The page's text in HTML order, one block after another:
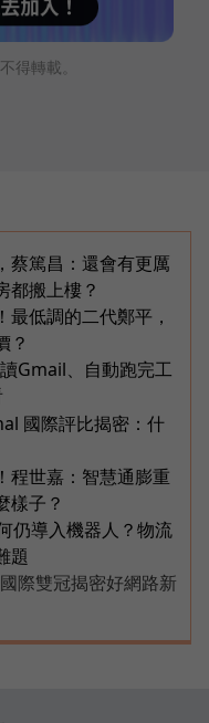
得轉載。
蔡篤昌：還會有更厲
都搬上樓？
低調的二代鄭平，
？
Gmail、自動跑完工
國際評比揭密：什
程世嘉：智慧通膨重
樣子？
仍導入機器人？物流
題
際雙冠揭密好網路新